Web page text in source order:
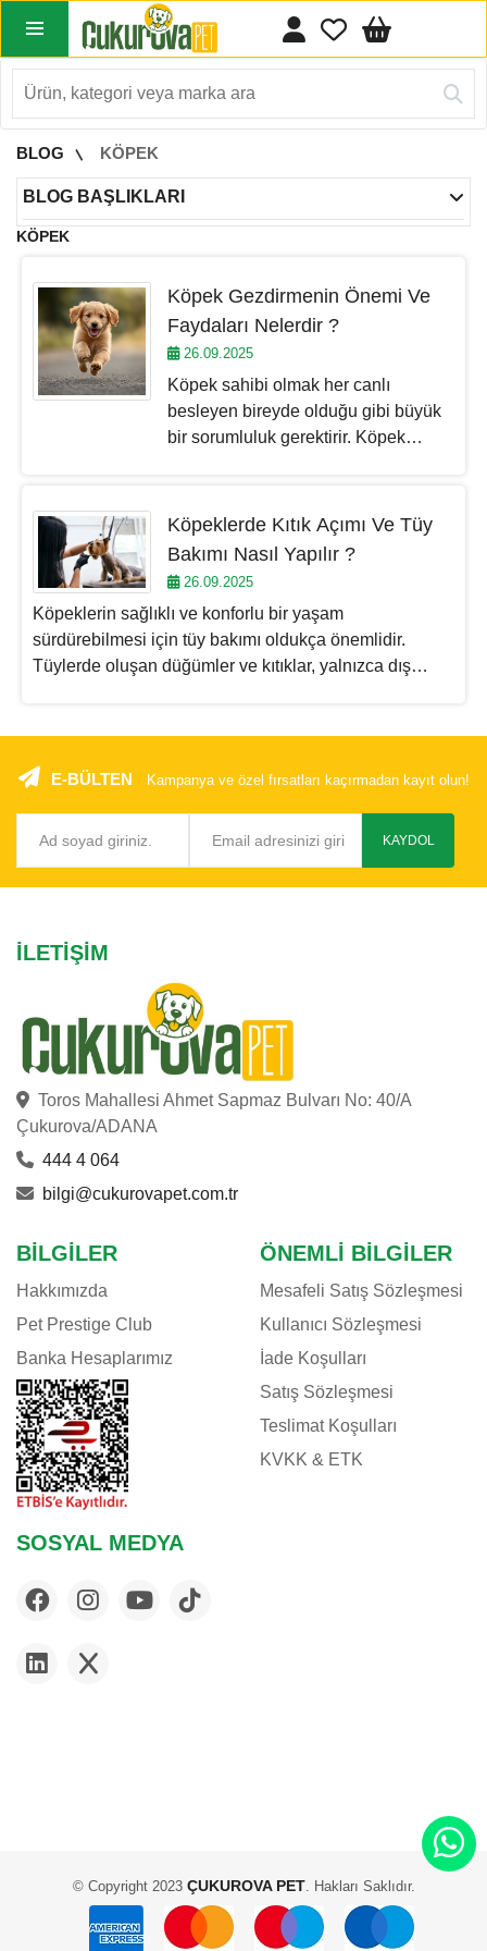
BLOG KÖPEK
BLOG BAŞLIKLARI
KÖPEK
Köpek Gezdirmenin Önemi Ve
Faydaları Nelerdir ?
26.09.2025
Köpek sahibi olmak her canlı
besleyen bireyde olduğu gibi büyük
bir sorumluluk gerektirir. Köpek
duygusal fayda sağlar. Bugün ki blog
yazımızda bu konuyu ele alacağız,
işte köpek gezdirmenin en önemli
faydaları;
Köpeklerde Kıtık Açımı Ve Tüy
Bakımı Nasıl Yapılır ?
26.09.2025
Köpeklerin sağlıklı ve konforlu bir yaşam
sürdürebilmesi için tüy bakımı oldukça önemlidir.
Tüylerde oluşan düğümler ve kıtıklar, yalnızca dış
giderileceğine kadar tüm detayları ele alıyoruz.
E-BÜLTEN Kampanya ve özel fırsatları kaçırmadan kayıt olun!
KAYDOL
İLETIŞIM
Toros Mahallesi Ahmet Sapmaz Bulvarı No: 40/A
Çukurova/ADANA
444 4 064
bilgi@cukurovapet.com.tr
BILGILER
Hakkımızda
Pet Prestige Club
Banka Hesaplarımız
ÖNEMLI BILGILER
Mesafeli Satış Sözleşmesi
Kullanıcı Sözleşmesi
İade Koşulları
Satış Sözleşmesi
Teslimat Koşulları
KVKK & ETK
SOSYAL MEDYA
© Copyright 2023ÇUKUROVA PET. Hakları Saklıdır.